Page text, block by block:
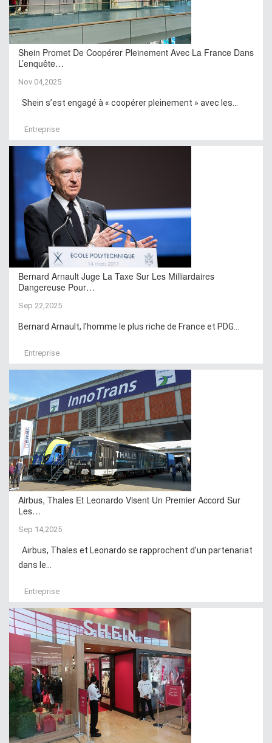
Shein Promet De Coopérer Pleinement Avec La France Dans
L’enquête…
Nov 04,2025
Shein s’est engagé à « coopérer pleinement » avec les...
Entreprise
Bernard Arnault Juge La Taxe Sur Les Milliardaires
Dangereuse Pour…
Sep 22,2025
Bernard Arnault, l’homme le plus riche de France et PDG...
Entreprise
Airbus, Thales Et Leonardo Visent Un Premier Accord Sur
Les…
Sep 14,2025
Airbus, Thales et Leonardo se rapprochent d’un partenariat
dans le...
Entreprise